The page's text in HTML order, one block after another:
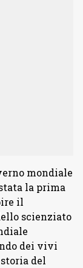
mondiale
la prima
il
scienziato
dei vivi
del